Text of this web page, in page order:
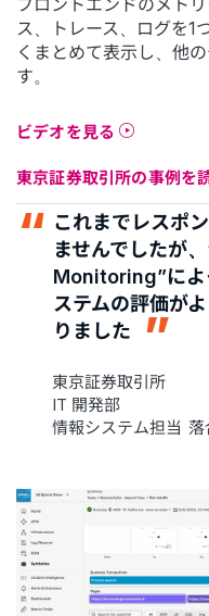
フロントエンドのメト
ス、トレース、ログを1
くまとめて表示し、他
す。
ビデオを見る
東京証券取引所の事例を
これまでレスポ
ませんでしたが
Monitoring”によ
ステムの評価が
りました
東京証券取引所
IT 開発部
情報システム担当 落